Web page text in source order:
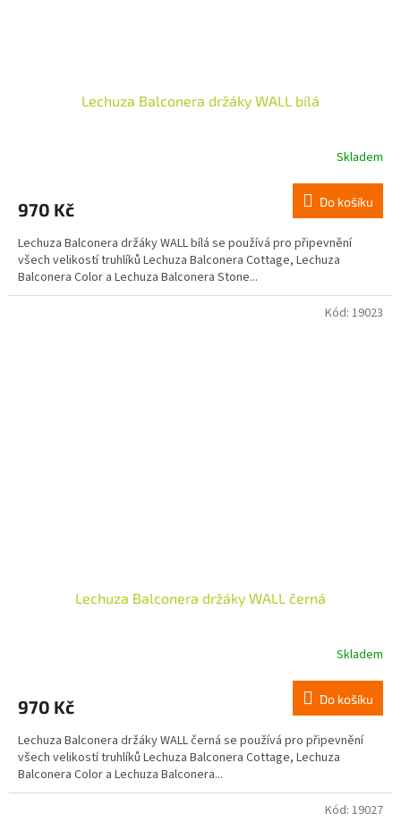
Lechuza Balconera držáky WALL bílá
Skladem
970 Kč Do košíku
Lechuza Balconera držáky WALL bílá se používá pro připevnění
všech velikostí truhlíků Lechuza Balconera Cottage, Lechuza
Balconera Color a Lechuza Balconera Stone...
Lechuza Balconera držáky WALL černá
Skladem
970 Kč Do košíku
Lechuza Balconera držáky WALL černá se používá pro připevnění
všech velikostí truhlíků Lechuza Balconera Cottage, Lechuza
Balconera Color a Lechuza Balconera...
Kód: 19023
Kód: 19027